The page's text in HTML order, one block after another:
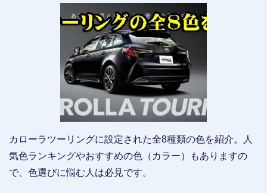
カローラツーリングに設定された全8種類の色を紹介。人
気色ランキングやおすすめの色（カラー）もありますの
で、色選びに悩む人は必見です。